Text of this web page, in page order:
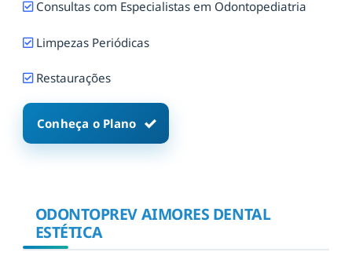
Consultas com Especialistas em Odontopediatria
Limpezas Periódicas
Restaurações
Conheça o Plano
ODONTOPREV AIMORES DENTAL
ESTÉTICA